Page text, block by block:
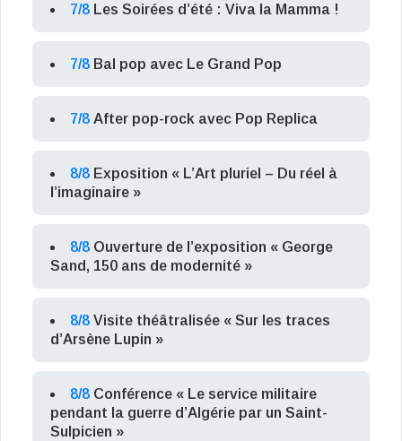
7/8 Les Soirées d’été : Viva la Mamma !
7/8 Bal pop avec Le Grand Pop
7/8 After pop-rock avec Pop Replica
8/8 Exposition « L’Art pluriel – Du réel à
l’imaginaire »
8/8 Ouverture de l’exposition « George
Sand, 150 ans de modernité »
8/8 Visite théâtralisée « Sur les traces
d’Arsène Lupin »
8/8 Conférence « Le service militaire
pendant la guerre d’Algérie par un Saint-
Sulpicien »